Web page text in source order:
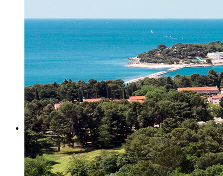
Zavod za poljoprivredu i prehranu
Zavod za ekonomiku i razvoj poljoprivrede
Zavod za turizam
Pokusno poljoprivredno imanje
Zaposlenici
Euraxess
Misija i vizija
Upravno Vijeće
Rad Upravnog vijeća
Znanstveno Vijeće
Rad Znanstvenog vijeća
Etičko povjerenstvo
Etički kodeks
Financiranje